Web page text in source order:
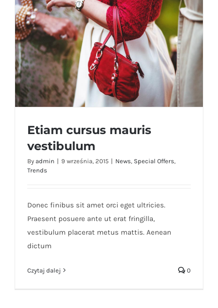
Etiam cursus mauris
vestibulum
By admin | 9 września, 2015 | News, Special Offers,
Trends
Donec finibus sit amet orci eget ultricies.
Praesent posuere ante ut erat fringilla,
vestibulum placerat metus mattis. Aenean
dictum
Czytaj dalej 0